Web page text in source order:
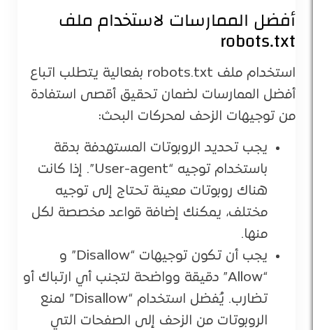
أفضل الممارسات لاستخدام ملف
robots.txt
استخدام ملف robots.txt بفعالية يتطلب اتباع
أفضل الممارسات لضمان تحقيق أقصى استفادة
من توجيهات الزحف لمحركات البحث:
يجب تحديد الروبوتات المستهدفة بدقة
باستخدام توجيه “User-agent”. إذا كانت
هناك روبوتات معينة تحتاج إلى توجيه
مختلف، يمكنك إضافة قواعد مخصصة لكل
منها.
يجب أن تكون توجيهات “Disallow” و
“Allow” دقيقة وواضحة لتجنب أي ارتباك أو
تضارب. يُفضل استخدام “Disallow” لمنع
الروبوتات من الزحف إلى الصفحات التي